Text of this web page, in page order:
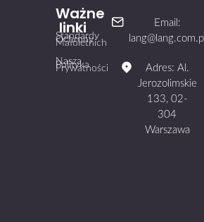
Ważne
linki
Standardy
Ochrony
Małoletnich
Nasza
Polityka
Prywatności
Email:
lang@lang.com.pl
Adres: Al.
Jerozolimskie
133, 02-
304
Warszawa